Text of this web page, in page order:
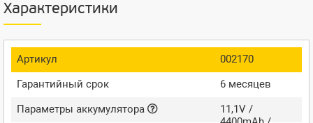
Характеристики
Артикул
002170
Гарантийный срок
6 месяцев
Параметры аккумулятора
11,1V /